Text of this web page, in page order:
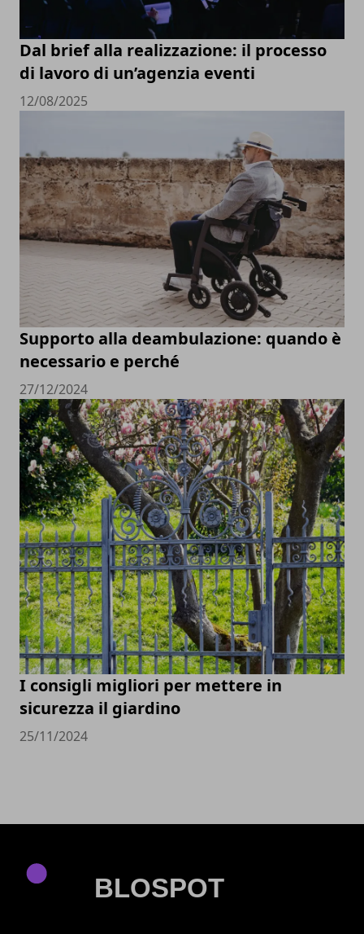
Dal brief alla realizzazione: il processo
di lavoro di un’agenzia eventi
12/08/2025
Supporto alla deambulazione: quando è
necessario e perché
27/12/2024
I consigli migliori per mettere in
sicurezza il giardino
25/11/2024